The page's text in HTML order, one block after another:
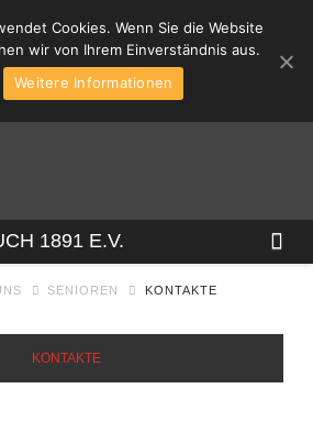
1891 E.V.
SENIOREN KONTAKTE
KONTAKTE
Cookies. Wenn Sie die Website
wir von Ihrem Einverständnis aus.
Weitere Informationen